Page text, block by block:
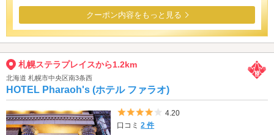
クーポン内容をもっと見る
札幌ステラプレイスから1.2km
北海道 札幌市中央区南3条西
HOTEL Pharaoh's (ホテル ファラオ)
5つ星のうち4
4.20
口コミ2 件